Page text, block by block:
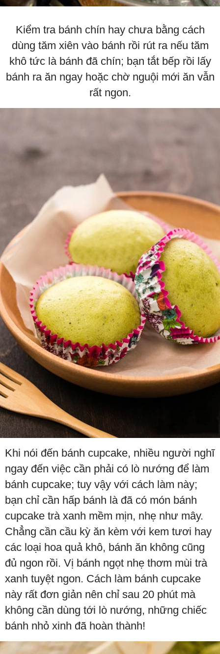
Kiểm tra bánh chín hay chưa bằng cách
dùng tăm xiên vào bánh rồi rút ra nếu tăm
khô tức là bánh đã chín; bạn tắt bếp rồi lấy
bánh ra ăn ngay hoặc chờ nguội mới ăn vẫn
rất ngon.
Khi nói đến bánh cupcake, nhiều người nghĩ
ngay đến việc cần phải có lò nướng để làm
bánh cupcake; tuy vậy với cách làm này;
bạn chỉ cần hấp bánh là đã có món bánh
cupcake trà xanh mềm mịn, nhẹ như mây.
Chẳng cần cầu kỳ ăn kèm với kem tươi hay
các loại hoa quả khô, bánh ăn không cũng
đủ ngon rồi. Vị bánh ngọt nhẹ thơm mùi trà
xanh tuyệt ngon. Cách làm bánh cupcake
này rất đơn giản nên chỉ sau 20 phút mà
không cần dùng tới lò nướng, những chiếc
bánh nhỏ xinh đã hoàn thành!